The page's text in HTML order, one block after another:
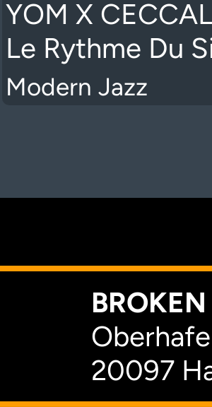
YOM X
Le Rythme Du
Modern Jazz
20097